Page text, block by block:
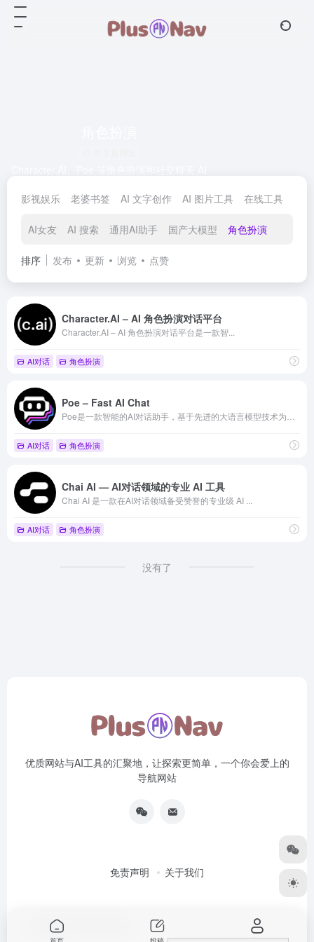
影视娱乐 老婆书签 AI 文字创作 AI 图片工具 在线工具
AI女友 AI 搜索 通用AI助手 国产大模型 角色扮演
排序 发布 更新 浏览 点赞
Character.AI – AI 角色扮演对话平台
Character.AI – AI 角色扮演对话平台是一款智...
AI对话 角色扮演
Poe – Fast AI Chat
AI对话 角色扮演
Chai AI — AI对话领域的专业 AI 工具
Chai AI 是一款在AI对话领域备受赞誉的专业级 AI ...
AI对话 角色扮演
没有了
优质网站与AI工具的汇聚地，让探索更简单，一个你会爱上的
导航网站
免责声明 关于我们
Copyright © 2026